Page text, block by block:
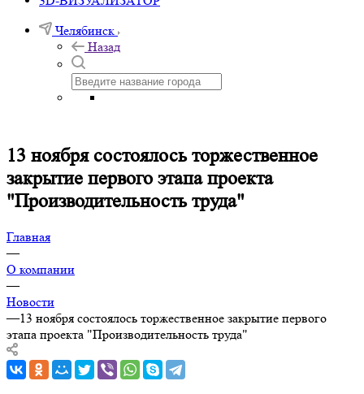
Челябинск
Назад
13 ноября состоялось торжественное
закрытие первого этапа проекта
"Производительность труда"
Главная
—
О компании
—
Новости
—13 ноября состоялось торжественное закрытие первого
этапа проекта "Производительность труда"